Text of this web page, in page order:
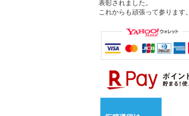
表彰されました。
これからも頑張って参ります。